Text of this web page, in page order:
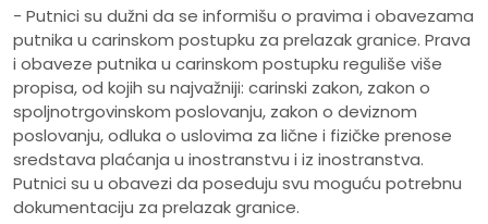
- Putnici su dužni da se informišu o pravima i obavezama
putnika u carinskom postupku za prelazak granice. Prava
i obaveze putnika u carinskom postupku reguliše više
propisa, od kojih su najvažniji: carinski zakon, zakon o
spoljnotrgovinskom poslovanju, zakon o deviznom
poslovanju, odluka o uslovima za lične i fizičke prenose
sredstava plaćanja u inostranstvu i iz inostranstva.
Putnici su u obavezi da poseduju svu moguću potrebnu
dokumentaciju za prelazak granice.